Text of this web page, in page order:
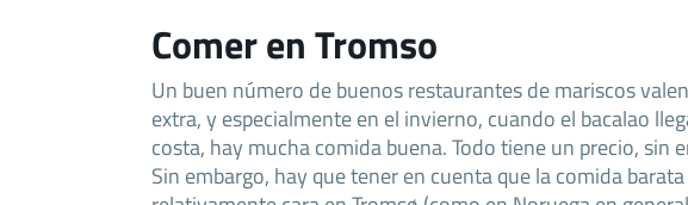
Comer en Tromso
Un buen número de buenos restaurantes de mariscos
extra, y especialmente en el invierno, cuando el bacalao
costa, hay mucha comida buena. Todo tiene un precio, sin
Sin embargo, hay que tener en cuenta que la comida